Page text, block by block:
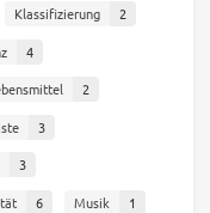
Klassifizierung
2
4
2
3
3
6 Musik
1